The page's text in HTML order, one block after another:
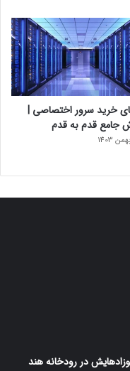
خرید سرور اختصاصی |
جامع قدم به قدم
در رودخانه هند